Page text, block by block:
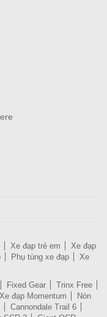
Xe đạp trẻ em
Xe đạp
Phụ tùng xe đạp
Xe
Fixed Gear
Trinx Free
Xe đạp Momentum
Nón
Cannondale Trail 6